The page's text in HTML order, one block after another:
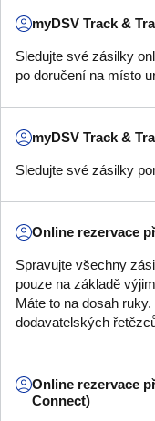
myDSV Track &
Sledujte své zásilky
po doručení na místo
myDSV Track &
Sledujte své zásilky
Online rezervace
Spravujte všechny
pouze na základě
Máte to na dosah
dodavatelských
Online rezervace
Connect)